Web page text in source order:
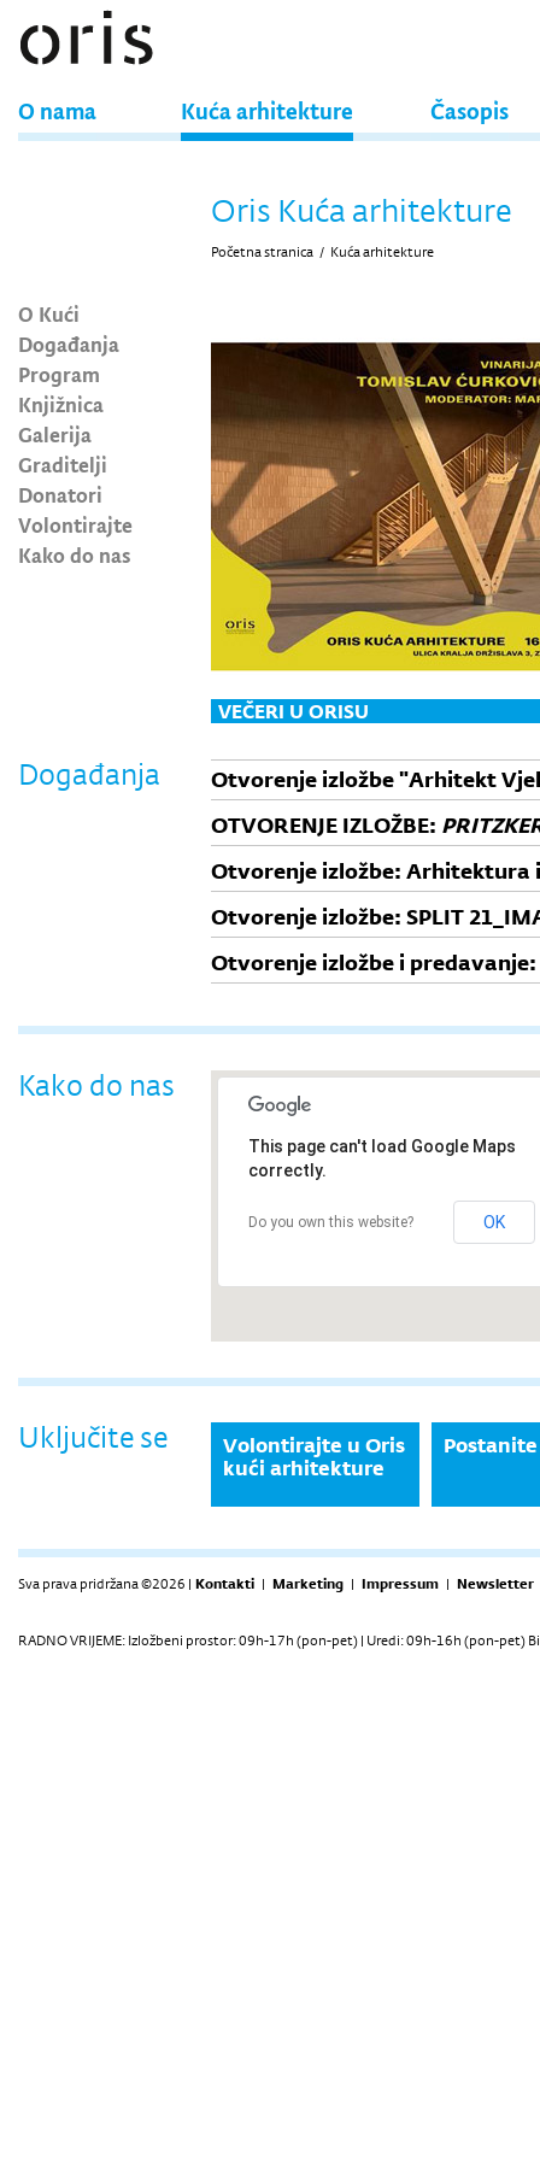
O nama Kuća arhitekture Časopis
O Kući
Događanja
Program
Knjižnica
Galerija
Graditelji
Donatori
Volontirajte
Kako do nas
Oris Kuća arhitekture
Početna stranica / Kuća arhitekture
VEČERI U ORISU
Događanja
Otvorenje izložbe "Arhitekt
OTVORENJE IZLOŽBE:
Otvorenje izložbe: Arhitektura
Otvorenje izložbe: SPLIT
Otvorenje izložbe i predavanje:
baštine
Kako do nas
This page can't load Google Maps
correctly.
Do you own this website? OK
Uključite se
Volontirajte u Oris
kući arhitekture
Sva prava pridržana ©2026 | Kontakti | Marketing | Impressum | Newsletter
RADNO VRIJEME: Izložbeni prostor: 09h-17h (pon-pet) | Uredi: 09h-16h (pon-pet)